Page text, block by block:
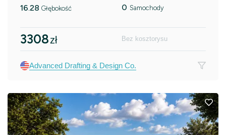
16.28 Głębokość 0 Samochody
3308zł Bez kosztorysu
Advanced Drafting & Design Co.